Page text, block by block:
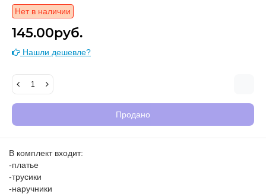
Нет в наличии
145.00руб.
Нашли дешевле?
Продано
В комплект входит:
-платье
-трусики
-наручники